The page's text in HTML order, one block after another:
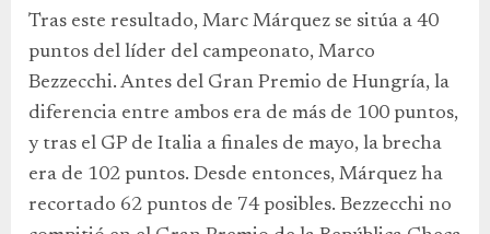
Tras este resultado, Marc Márquez se sitúa a 40
puntos del líder del campeonato, Marco
Bezzecchi. Antes del Gran Premio de Hungría, la
diferencia entre ambos era de más de 100 puntos,
y tras el GP de Italia a finales de mayo, la brecha
era de 102 puntos. Desde entonces, Márquez ha
recortado 62 puntos de 74 posibles. Bezzecchi no